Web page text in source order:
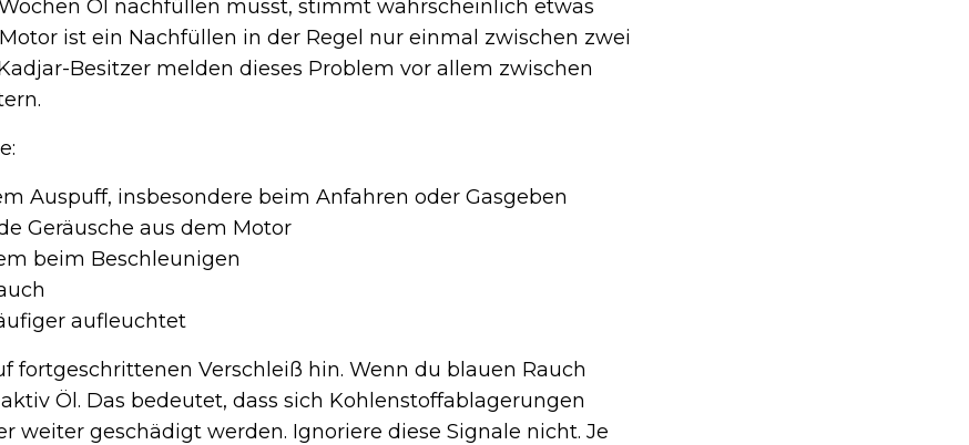
Öl nachfüllen musst, stimmt wahrscheinlich etwas
ist ein Nachfüllen in der Regel nur einmal zwischen zwei
Besitzer melden dieses Problem vor allem zwischen
Auspuff, insbesondere beim Anfahren oder Gasgeben
Geräusche aus dem Motor
beim Beschleunigen
aufleuchtet
fortgeschrittenen Verschleiß hin. Wenn du blauen Rauch
Öl. Das bedeutet, dass sich Kohlenstoffablagerungen
weiter geschädigt werden. Ignoriere diese Signale nicht. Je